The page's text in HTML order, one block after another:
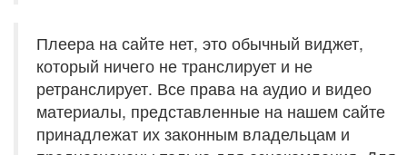
Плеера на сайте нет, это обычный виджет,
который ничего не транслирует и не
ретранслирует. Все права на аудио и видео
материалы, представленные на нашем сайте
принадлежат их законным владельцам и